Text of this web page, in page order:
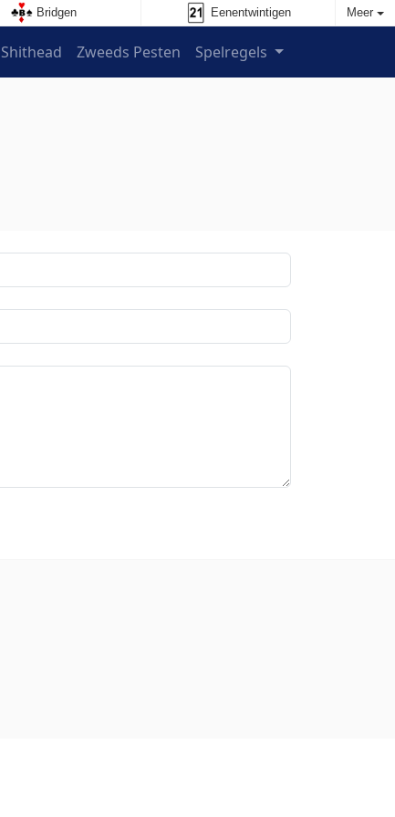
Bridgen Eenentwintigen Meer
Shithead Zweeds Pesten Spelregels